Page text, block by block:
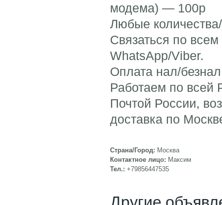
модема) — 100р
Любые
Связаться по
WhatsApp/Viber.
Оплата нал/
Работаем по всей
Почтой России,
доставка по
Страна/Город: Москва
Контактное лицо: Максим
Тел.: +79856447535